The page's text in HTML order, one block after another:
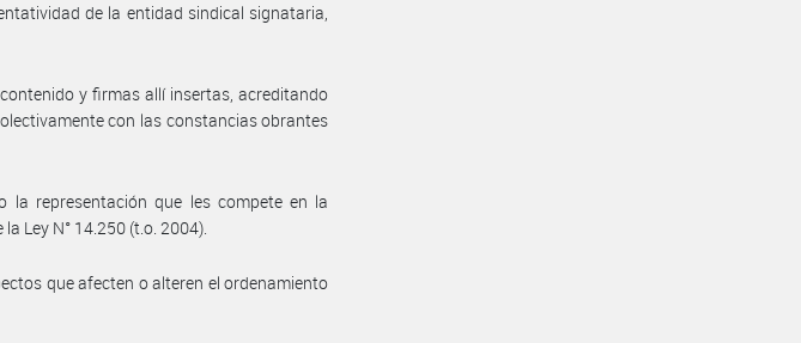
de la entidad sindical signataria,
y firmas allí insertas, acreditando
con las constancias obrantes
la representación que les compete en la
Ley N° 14.250 (t.o. 2004).
que afecten o alteren el ordenamiento